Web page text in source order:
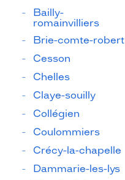
Bailly-
romainvilliers
Brie-comte-robert
Cesson
Chelles
Claye-souilly
Collégien
Coulommiers
Crécy-la-chapelle
Dammarie-les-lys